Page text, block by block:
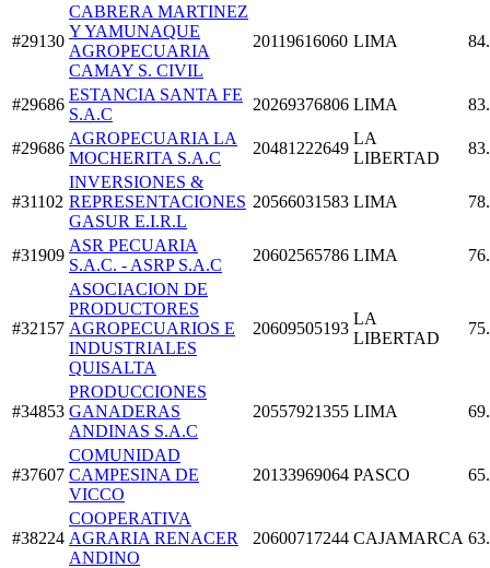
#29130
CABRERA MARTINEZ
Y YAMUNAQUE
AGROPECUARIA
CAMAY S. CIVIL
20119616060 LIMA
#29686
ESTANCIA SANTA FE
S.A.C
20269376806 LIMA
#29686
AGROPECUARIA LA
MOCHERITA S.A.C
20481222649
LA
LIBERTAD
#31102
INVERSIONES &
REPRESENTACIONES
GASUR E.I.R.L
20566031583 LIMA
#31909
ASR PECUARIA
S.A.C. - ASRP S.A.C
20602565786 LIMA
#32157
ASOCIACION DE
PRODUCTORES
AGROPECUARIOS E
INDUSTRIALES
QUISALTA
20609505193
LA
LIBERTAD
#34853
PRODUCCIONES
GANADERAS
ANDINAS S.A.C
20557921355 LIMA
#37607
COMUNIDAD
CAMPESINA DE
VICCO
20133969064 PASCO
#38224
COOPERATIVA
AGRARIA RENACER
ANDINO
20600717244 CAJAMARCA